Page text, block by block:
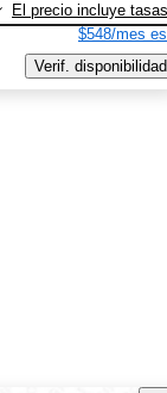
El precio incluye tasas
$548/mes
Verif. disponibilidad